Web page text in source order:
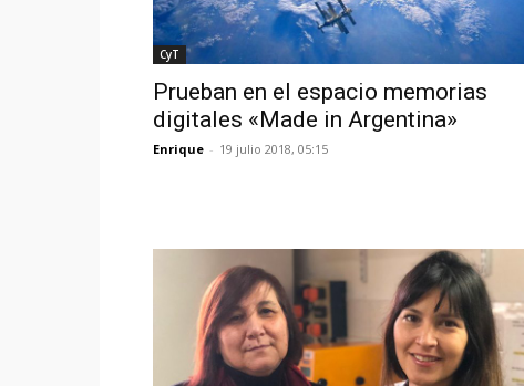
CyT
Prueban en el espacio memorias
digitales «Made in Argentina»
Enrique - 19 julio 2018, 05:15